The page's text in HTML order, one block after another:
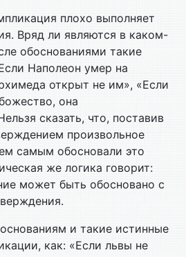
плохо выполняет
Вряд ли являются в каком-
обоснованиями такие
Наполеон умер на
открыт не им», «Если
она
сказать, что, поставив
произвольное
самым обосновали это
же логика говорит:
может быть обосновано с
и такие истинные
как: «Если львы не